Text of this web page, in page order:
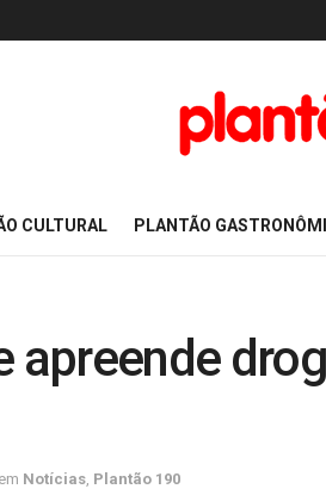
CULTURAL PLANTÃO
apreende
em Notícias Plantão 190